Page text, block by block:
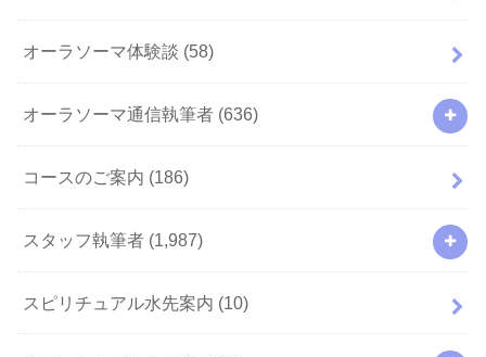
オーラソーマ体験談 (58)
オーラソーマ通信執筆者 (636)
コースのご案内 (186)
スタッフ執筆者 (1,987)
スピリチュアル水先案内 (10)